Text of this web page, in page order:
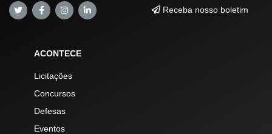
Receba nosso boletim
ACONTECE
Licitações
Concursos
Defesas
Eventos